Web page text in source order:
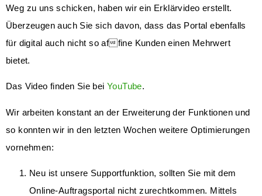
Weg zu uns schicken, haben wir ein Erklärvideo erstellt.
Überzeugen auch Sie sich davon, dass das Portal ebenfalls
für digital auch nicht so affine Kunden einen Mehrwert
bietet.
Das Video finden Sie bei YouTube.
Wir arbeiten konstant an der Erweiterung der Funktionen und
so konnten wir in den letzten Wochen weitere Optimierungen
vornehmen:
Neu ist unsere Supportfunktion, sollten Sie mit dem
Online-Auftragsportal nicht zurechtkommen. Mittels